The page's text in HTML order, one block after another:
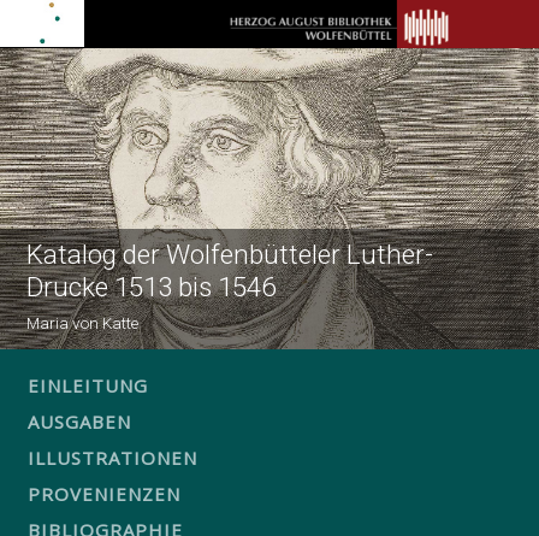
Katalog der Wolfenbütteler Luther-
Drucke 1513 bis 1546
Maria von Katte
EINLEITUNG
AUSGABEN
ILLUSTRATIONEN
PROVENIENZEN
BIBLIOGRAPHIE